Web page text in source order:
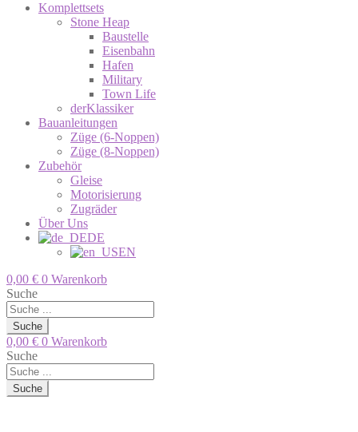
Komplettsets
Stone Heap
Baustelle
Eisenbahn
Hafen
Military
Town Life
derKlassiker
Bauanleitungen
Züge (6-Noppen)
Züge (8-Noppen)
Zubehör
Gleise
Motorisierung
Zugräder
Über Uns
DE
EN
0,00 € 0 Warenkorb
Suche
Suche
0,00 € 0 Warenkorb
Suche
Suche